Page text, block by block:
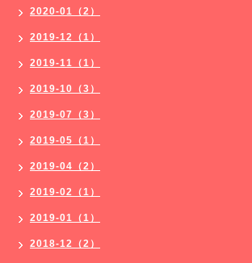
2020-01（2）
2019-12（1）
2019-11（1）
2019-10（3）
2019-07（3）
2019-05（1）
2019-04（2）
2019-02（1）
2019-01（1）
2018-12（2）